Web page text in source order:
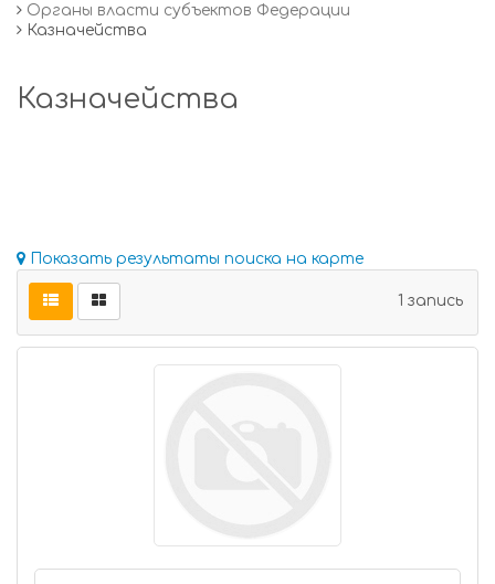
Органы власти субъектов Федерации
Казначейства
Казначейства
Показать результаты поиска на карте
1 запись